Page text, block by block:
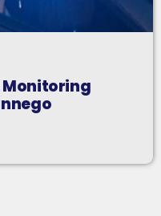
Monitoring